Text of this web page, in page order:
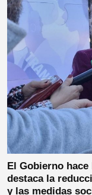
El Gobierno
destaca la
y las medidas